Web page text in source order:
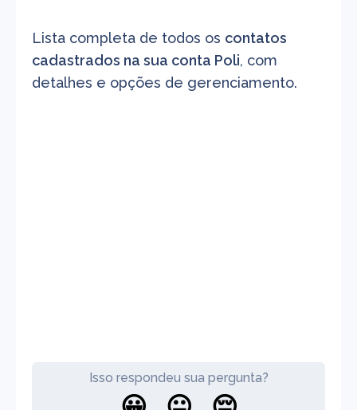
Lista completa de todos os contatos
cadastrados na sua conta Poli, com
detalhes e opções de gerenciamento.
Isso respondeu sua pergunta?